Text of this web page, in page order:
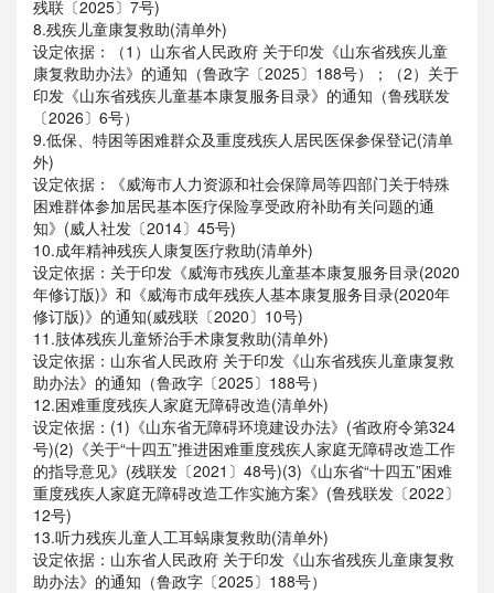
残联〔2025〕7号)
8.残疾儿童康复救助(清单外)
设定依据：（1）山东省人民政府 关于印发《山东省残疾儿童
康复救助办法》的通知（鲁政字〔2025〕188号）；（2）关于
印发《山东省残疾儿童基本康复服务目录》的通知（鲁残联发
〔2026〕6号）
9.低保、特困等困难群众及重度残疾人居民医保参保登记(清单
外)
设定依据：《威海市人力资源和社会保障局等四部门关于特殊
困难群体参加居民基本医疗保险享受政府补助有关问题的通
知》(威人社发〔2014〕45号)
10.成年精神残疾人康复医疗救助(清单外)
设定依据：关于印发《威海市残疾儿童基本康复服务目录(2020
年修订版)》和《威海市成年残疾人基本康复服务目录(2020年
修订版)》的通知(威残联〔2020〕10号)
11.肢体残疾儿童矫治手术康复救助(清单外)
设定依据：山东省人民政府 关于印发《山东省残疾儿童康复救
助办法》的通知（鲁政字〔2025〕188号）
12.困难重度残疾人家庭无障碍改造(清单外)
设定依据：(1)《山东省无障碍环境建设办法》(省政府令第324
号)(2)《关于“十四五”推进困难重度残疾人家庭无障碍改造工作
的指导意见》(残联发〔2021〕48号)(3)《山东省“十四五”困难
重度残疾人家庭无障碍改造工作实施方案》(鲁残联发〔2022〕
12号)
13.听力残疾儿童人工耳蜗康复救助(清单外)
设定依据：山东省人民政府 关于印发《山东省残疾儿童康复救
助办法》的通知（鲁政字〔2025〕188号）